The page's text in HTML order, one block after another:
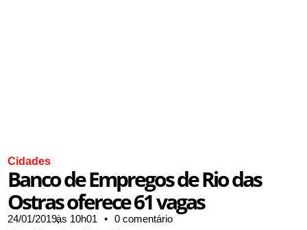
Cidades
Banco de Empregos de Rio das
Ostras oferece 61 vagas
24/01/2019,às 10h01 • 0 comentário